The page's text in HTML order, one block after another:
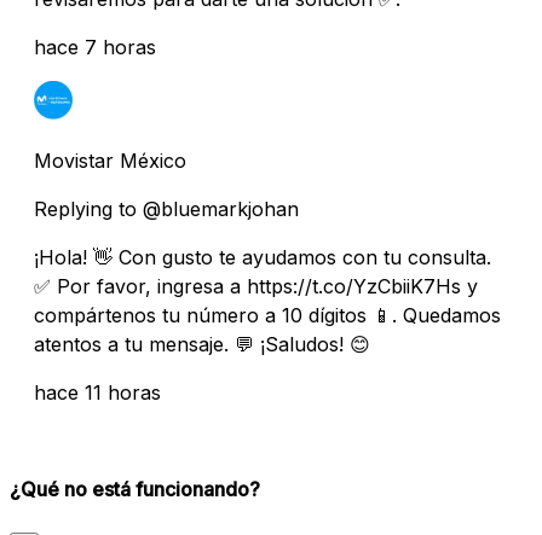
hace 7 horas
Movistar México
Replying to @bluemarkjohan
¡Hola! 👋 Con gusto te ayudamos con tu consulta.
✅ Por favor, ingresa a https://t.co/YzCbiiK7Hs y
compártenos tu número a 10 dígitos 📱. Quedamos
atentos a tu mensaje. 💬 ¡Saludos! 😊
hace 11 horas
¿Qué no está funcionando?